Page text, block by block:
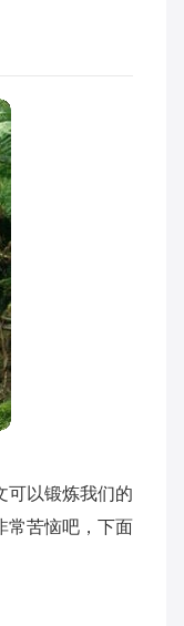
可以锻炼我们的
常苦恼吧，下面